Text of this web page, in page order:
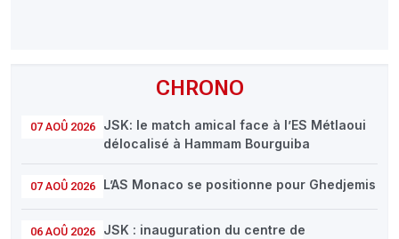
CHRONO
07 AOÛ 2026
JSK: le match amical face à l’ES Métlaoui
délocalisé à Hammam Bourguiba
07 AOÛ 2026 L’AS Monaco se positionne pour Ghedjemis
06 AOÛ 2026
JSK : inauguration du centre de